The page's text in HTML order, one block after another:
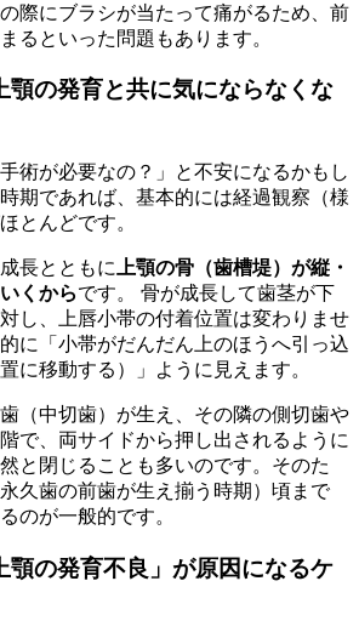
際にブラシが当たって痛がるため、前
るといった問題もあります。
顎の発育と共に気にならなくな
術が必要なの？」と不安になるかもし
期であれば、基本的には経過観察（様
とんどです。
長とともに
上顎の骨（歯槽堤）が縦・
くからです。 骨が成長して歯茎が下
し、上唇小帯の付着位置は変わりませ
に「小帯がだんだん上のほうへ引っ込
に移動する）」ように見えます。
（中切歯）が生え、その隣の側切歯や
で、両サイドから押し出されるように
と閉じることも多いのです。そのた
久歯の前歯が生え揃う時期）頃まで
のが一般的です。
顎の発育不良」が原因になるケ